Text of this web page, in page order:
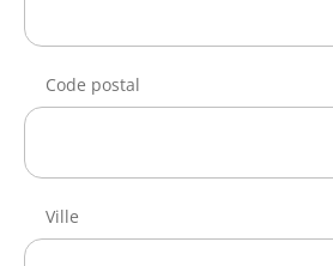
Code postal
Ville